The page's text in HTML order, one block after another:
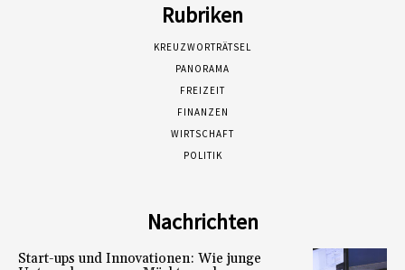
Rubriken
KREUZWORTRÄTSEL
PANORAMA
FREIZEIT
FINANZEN
WIRTSCHAFT
POLITIK
Nachrichten
Start-ups und Innovationen: Wie junge